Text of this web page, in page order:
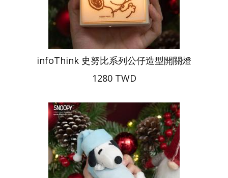
infoThink 史努比系列公仔造型開關燈
1280 TWD